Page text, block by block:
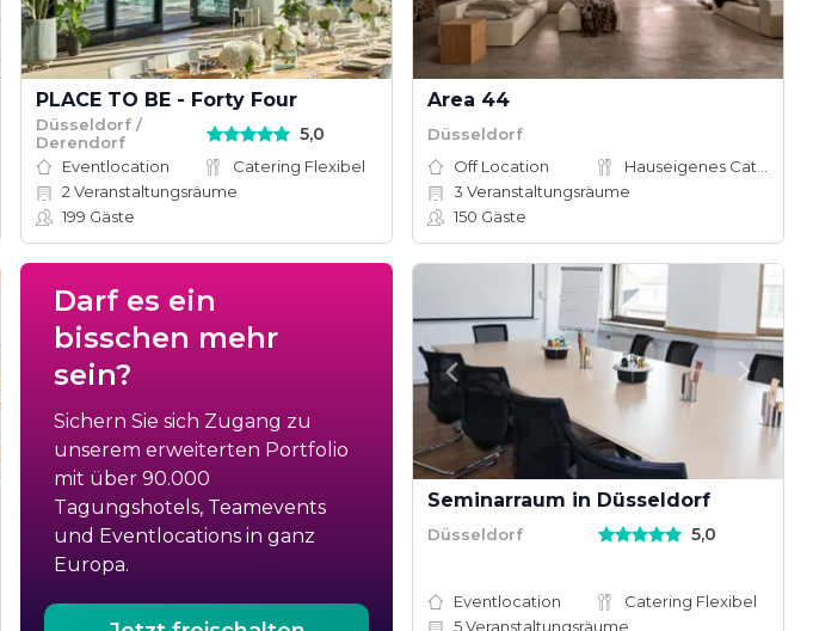
PLACE TO BE - Forty Four
Düsseldorf /
Derendorf
5,0
Eventlocation
Catering Flexibel
2 Veranstaltungsräume
199 Gäste
Area 44
Düsseldorf
Off Location
3 Veranstaltungsräume
150 Gäste
Darf es ein
bisschen mehr
sein?
Sichern Sie sich Zugang zu
unserem erweiterten Portfolio
mit über 90.000
Tagungshotels, Teamevents
und Eventlocations in ganz
Europa.
Seminarraum in Düsseldorf
Düsseldorf 5,0
Eventlocation
Catering Flexibel
5Veranstaltungsräume